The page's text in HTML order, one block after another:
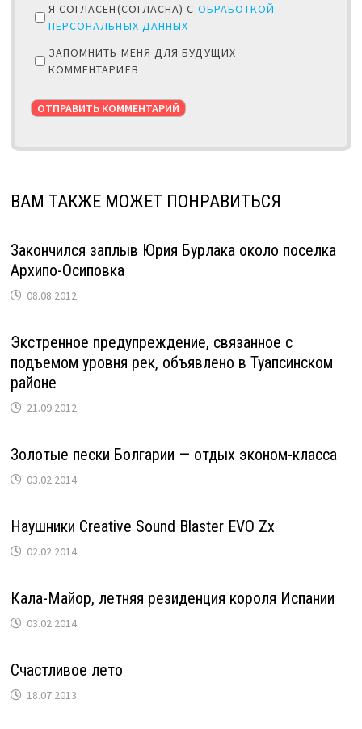
Я СОГЛАСЕН(СОГЛАСНА) С ОБРАБОТКОЙ
ПЕРСОНАЛЬНЫХ ДАННЫХ
ЗАПОМНИТЬ МЕНЯ ДЛЯ БУДУЩИХ
КОММЕНТАРИЕВ
ВАМ ТАКЖЕ МОЖЕТ ПОНРАВИТЬСЯ
Закончился заплыв Юрия Бурлака около поселка
Архипо-Осиповка
08.08.2012
Экстренное предупреждение, связанное с
подъемом уровня рек, объявлено в Туапсинском
районе
21.09.2012
Золотые пески Болгарии — отдых эконом-класса
03.02.2014
Наушники Creative Sound Blaster EVO Zx
02.02.2014
Кала-Майор, летняя резиденция короля Испании
03.02.2014
Счастливое лето
18.07.2013